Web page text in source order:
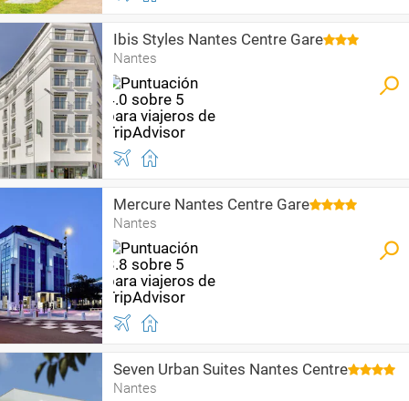
Ibis Styles Nantes Centre Gare
Nantes
Mercure Nantes Centre Gare
Nantes
Seven Urban Suites Nantes Centre
Nantes